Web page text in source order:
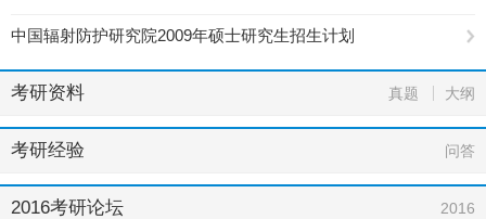
中国辐射防护研究院2009年硕士研究生招生计划
考研资料 真题 大纲
考研经验 问答
2016考研论坛 2016